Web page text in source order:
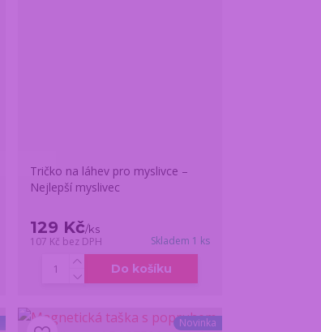
Tričko na láhev pro myslivce –
Nejlepší myslivec
129 Kč/ks
107 Kč bez DPH Skladem 1 ks
Do košíku
Novinka